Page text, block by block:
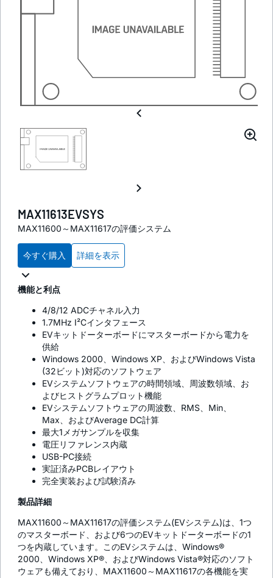
MAX11613EVSYS
MAX11600～MAX11617の評価システム
今すぐ購入 詳細を表示
機能と利点
4/8/12 ADCチャネル入力
1.7MHz I²Cインタフェース
EVキットドーターボードにマスターボードから電力を
供給
Windows 2000、Windows XP、およびWindows Vista
(32ビット)対応のソフトウェア
EVシステムソフトウェアの時間領域、周波数領域、お
よびヒストグラムプロット機能
EVシステムソフトウェアの周波数、RMS、Min、
Max、およびAverage DC計算
最大1メガサンプルを収集
電圧リファレンス内蔵
USB-PC接続
実証済みPCBレイアウト
完全実装および試験済み
製品詳細
MAX11600～MAX11617の評価システム(EVシステム)は、1つ
のマスターボード、および6つのEVキットドーターボードの1
つを内蔵しています。このEVシステムは、Windows®
2000、Windows XP®、およびWindows Vista®対応のソフト
ウェアも備えており、MAX11600～MAX11617の各機能を実